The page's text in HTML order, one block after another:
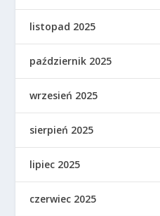
listopad 2025
październik 2025
wrzesień 2025
sierpień 2025
lipiec 2025
czerwiec 2025